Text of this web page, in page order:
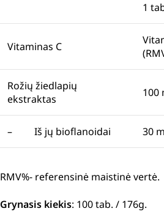
1
Vitaminas C
Rožių žiedlapių
ekstraktas
100
– Iš jų bioflanoidai 30
RMV%- referensinė maistinė vertė.
Grynasis kiekis: 100 tab. / 176g.